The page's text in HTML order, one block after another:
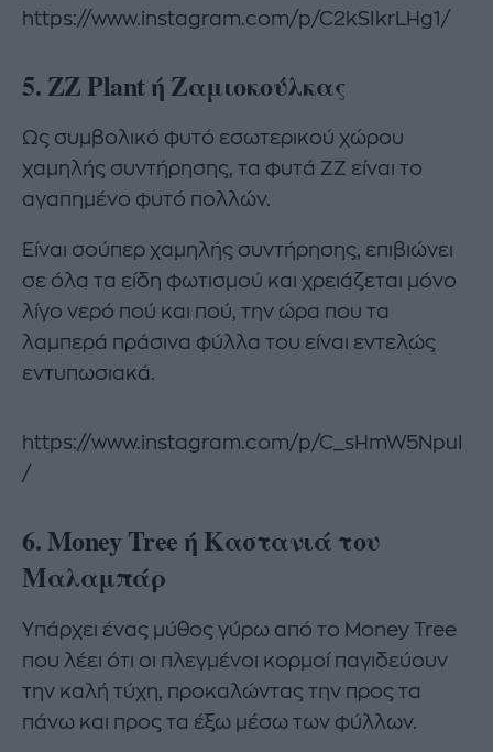
https://www.instagram.com/p/C2kSIkrLHg1/
5. ZZ Plant ή Ζαμιοκούλκας
Ως συμβολικό φυτό εσωτερικού χώρου
χαμηλής συντήρησης, τα φυτά ZZ είναι το
αγαπημένο φυτό πολλών.
Είναι σούπερ χαμηλής συντήρησης, επιβιώνει
σε όλα τα είδη φωτισμού και χρειάζεται μόνο
λίγο νερό πού και πού, την ώρα που τα
λαμπερά πράσινα φύλλα του είναι εντελώς
εντυπωσιακά.
https://www.instagram.com/p/C_sHmW5NpuI
/
6. Money Tree ή Καστανιά του
Μαλαμπάρ
Yπάρχει ένας μύθος γύρω από το Money Tree
που λέει ότι οι πλεγμένοι κορμοί παγιδεύουν
την καλή τύχη, προκαλώντας την προς τα
πάνω και προς τα έξω μέσω των φύλλων.